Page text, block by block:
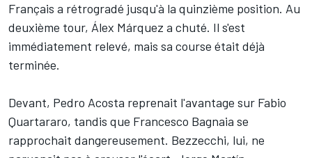
Français a rétrogradé jusqu'à la quinzième position. Au
deuxième tour, Álex Márquez a chuté. Il s'est
immédiatement relevé, mais sa course était déjà
terminée.
Devant, Pedro Acosta reprenait l'avantage sur Fabio
Quartararo, tandis que Francesco Bagnaia se
rapprochait dangereusement. Bezzecchi, lui, ne